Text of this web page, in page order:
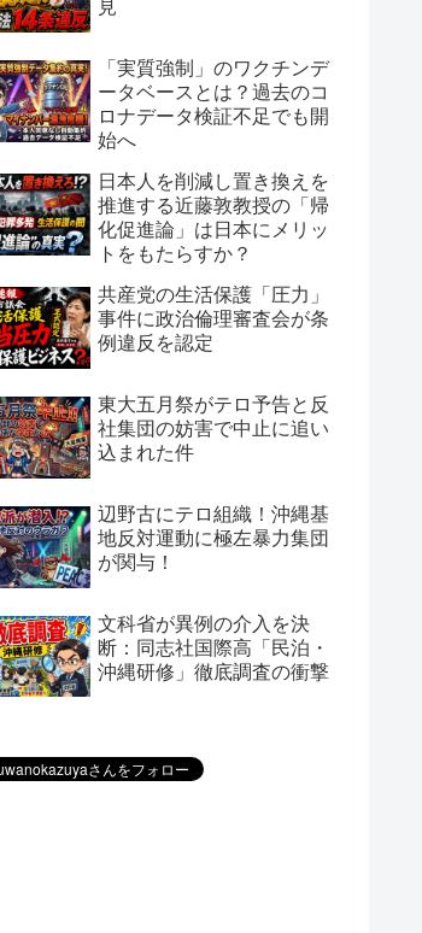
見
「実質強制」のワクチンデ
ータベースとは？過去のコ
ロナデータ検証不足でも開
始へ
日本人を削減し置き換えを
推進する近藤敦教授の「帰
化促進論」は日本にメリッ
トをもたらすか？
共産党の生活保護「圧力」
事件に政治倫理審査会が条
例違反を認定
東大五月祭がテロ予告と反
社集団の妨害で中止に追い
込まれた件
辺野古にテロ組織！沖縄基
地反対運動に極左暴力集団
が関与！
文科省が異例の介入を決
断：同志社国際高「民泊・
沖縄研修」徹底調査の衝撃